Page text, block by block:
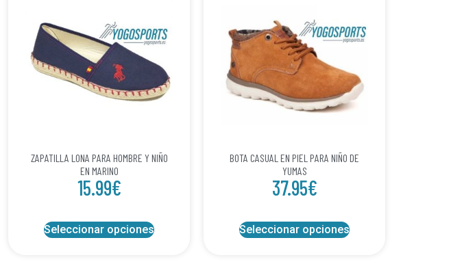
ZAPATILLA LONA PARA HOMBRE Y NIÑO
EN MARINO
15.99€
Seleccionar opciones
BOTA CASUAL EN PIEL PARA NIÑO DE
YUMAS
37.95€
Seleccionar opciones